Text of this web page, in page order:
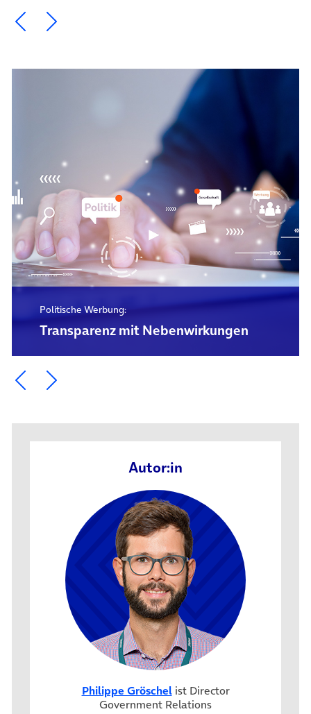
Ein Element zurück blättern
Ein Element weiter blättern
Politische Werbung:
Transparenz mit Nebenwirkungen
Ein Element zurück blättern
Ein Element weiter blättern
Autor:in
Philippe Gröschelist Director
Government Relations